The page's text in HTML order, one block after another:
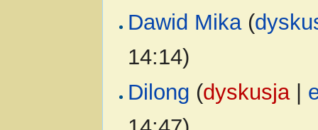
Dawid Mika (
14:14)
Dilong (dyskusja|